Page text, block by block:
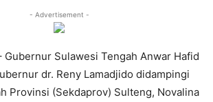
- Advertisement -
Gubernur Sulawesi Tengah Anwar Hafid
dr. Reny Lamadjido didampingi
Provinsi (Sekdaprov) Sulteng, Novalina